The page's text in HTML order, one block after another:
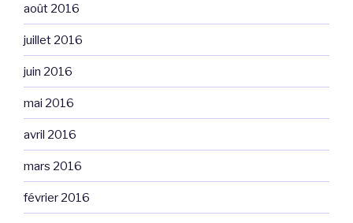
août 2016
juillet 2016
juin 2016
mai 2016
avril 2016
mars 2016
février 2016